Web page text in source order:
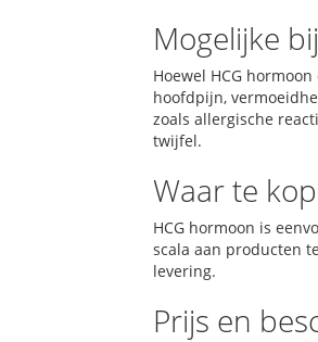
Mogelijke
Hoewel HCG
hoofdpijn,
zoals allergische
twijfel.
Waar te
HCG hormoon is
scala aan producten
levering.
Prijs en